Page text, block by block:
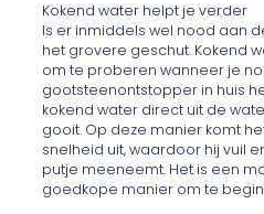
Kokend water helpt je verder
Is er inmiddels wel nood aan
het grovere geschut. Kokend
om te proberen wanneer je
gootsteenontstopper in huis
kokend water direct uit de
gooit. Op deze manier komt
snelheid uit, waardoor hij vuil
putje meeneemt. Het is een
goedkope manier om te